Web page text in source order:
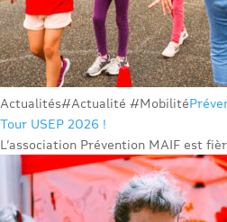
Actualités#Actualité #Mobilité
Tour USEP 2026 !
L’association Prévention MAIF est